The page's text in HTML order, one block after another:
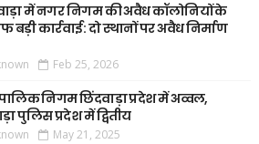
में नगर निगम की अवैध कॉलोनियों के
बड़ी कार्रवाई: दो स्थानों पर अवैध निर्माण
Feb 25, 2026
निगम छिंदवाड़ा प्रदेश में अव्वल,
पुलिस प्रदेश में द्वितीय
May 21, 2025